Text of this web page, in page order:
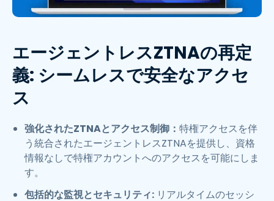
エージェントレスZTNAの再定
義: シームレスで安全なアクセ
ス
強化されたZTNAとアクセス制御： 特権アクセスを伴
う統合されたエージェントレスZTNAを提供し、資格
情報なしで特権アカウントへのアクセスを可能にしま
す。
包括的な監視とセキュリティ: リアルタイムのセッシ